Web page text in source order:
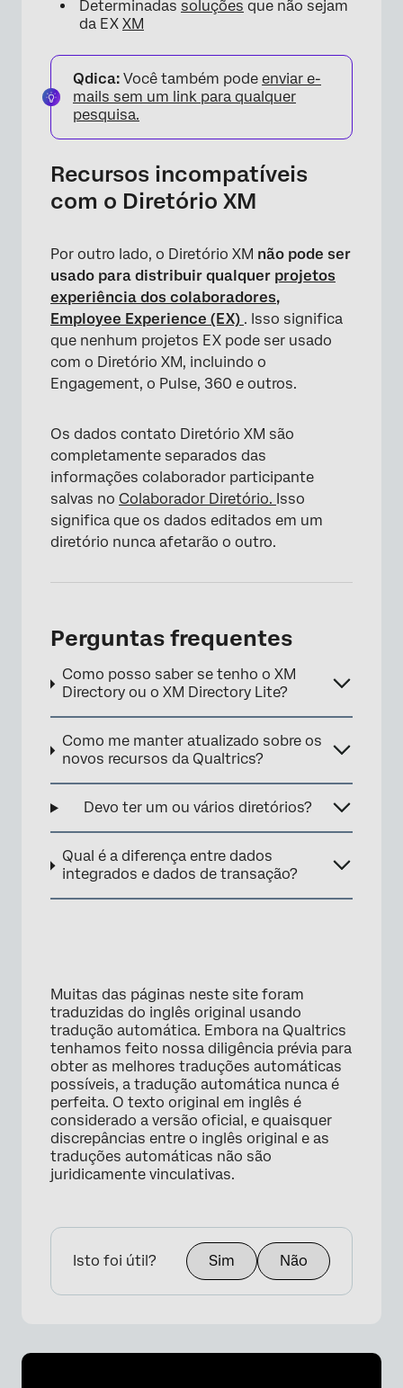
Determinadas soluções que não sejam
da EX XM
Qdica: Você também pode enviar e-
mails sem um link para qualquer
pesquisa.
Recursos incompatíveis
com o Diretório XM
Por outro lado, o Diretório XM não pode ser
usado para distribuir qualquer projetos
experiência dos colaboradores,
Employee Experience (EX) . Isso significa
que nenhum projetos EX pode ser usado
com o Diretório XM, incluindo o
Engagement, o Pulse, 360 e outros.
Os dados contato Diretório XM são
completamente separados das
informações colaborador participante
salvas no Colaborador Diretório. Isso
significa que os dados editados em um
diretório nunca afetarão o outro.
Perguntas frequentes
Como posso saber se tenho o XM
Directory ou o XM Directory Lite?
Como me manter atualizado sobre os
novos recursos da Qualtrics?
Devo ter um ou vários diretórios?
Qual é a diferença entre dados
integrados e dados de transação?
Muitas das páginas neste site foram
traduzidas do inglês original usando
tradução automática. Embora na Qualtrics
tenhamos feito nossa diligência prévia para
obter as melhores traduções automáticas
possíveis, a tradução automática nunca é
perfeita. O texto original em inglês é
considerado a versão oficial, e quaisquer
discrepâncias entre o inglês original e as
traduções automáticas não são
juridicamente vinculativas.
Isto foi útil? Sim Não